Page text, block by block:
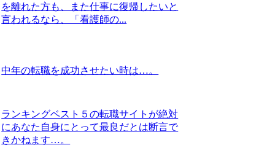
を離れた方も、また仕事に復帰したいと
言われるなら、「看護師の...
中年の転職を成功させたい時は…。
ランキングベスト５の転職サイトが絶対
にあなた自身にとって最良だとは断言で
きかねます…。